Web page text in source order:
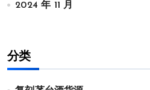
2024 年 11 月
分类